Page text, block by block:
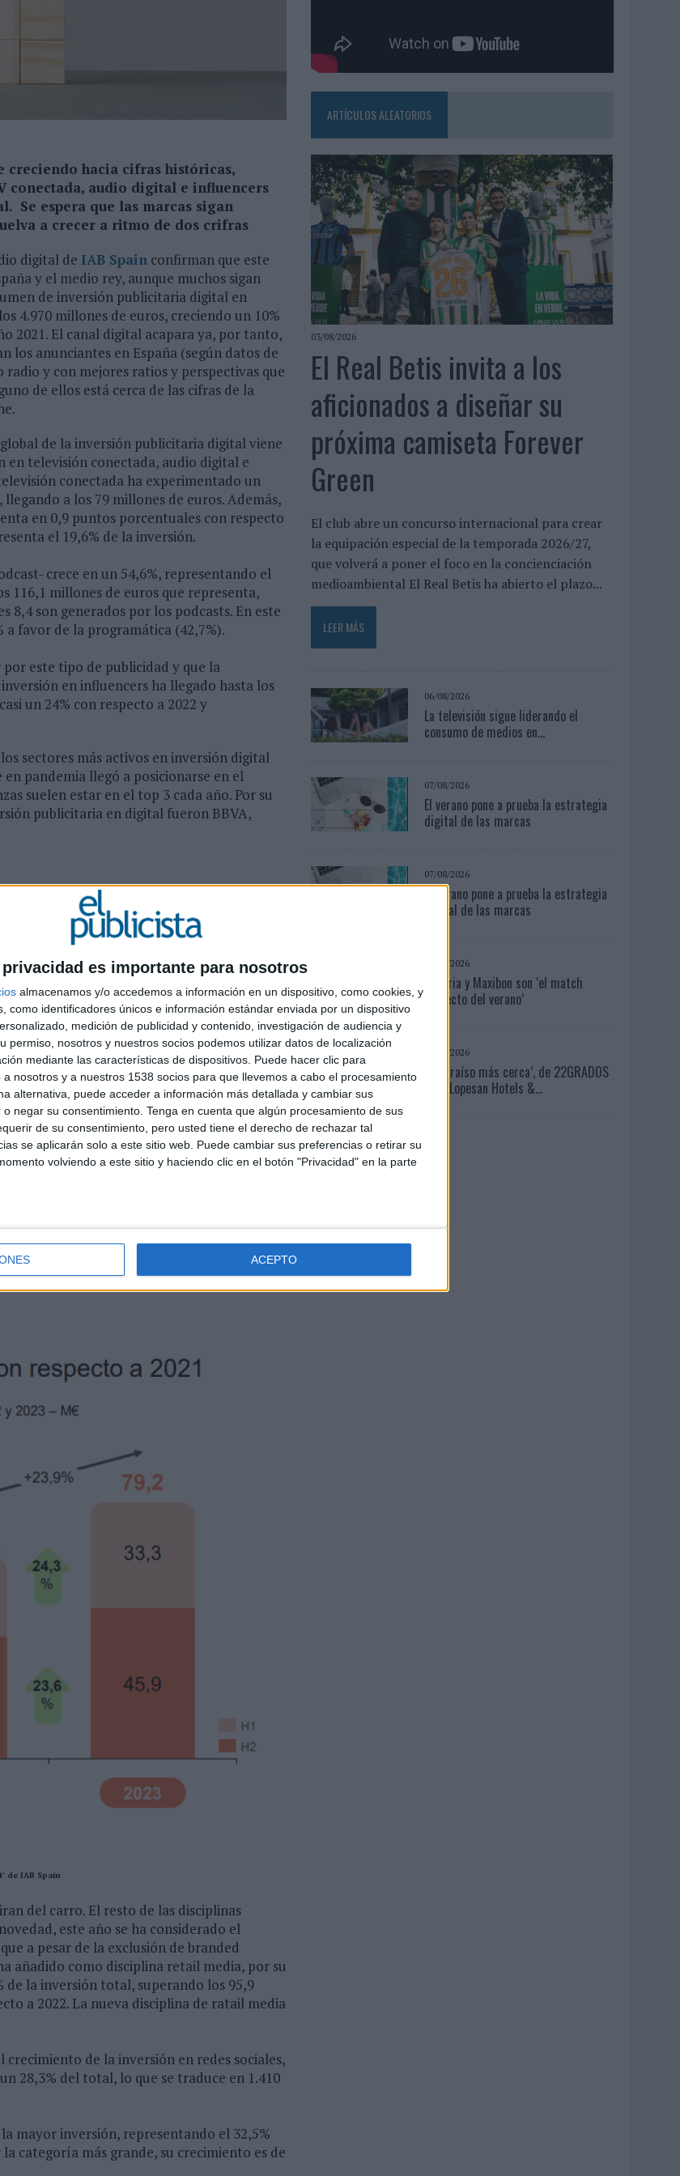
privacidad es importante para nosotros
almacenamos y/o accedemos a información en un dispositivo, como cookies, y
como identificadores únicos e información estándar enviada por un dispositivo
medición de publicidad y contenido, investigación de audiencia y
permiso, nosotros y nuestros socios podemos utilizar datos de localización
mediante las características de dispositivos. Puede hacer clic para
nosotros y a nuestros 1538 socios para que llevemos a cabo el procesamiento
alternativa, puede acceder a información más detallada y cambiar sus
negar su consentimiento. Tenga en cuenta que algún procesamiento de sus
de su consentimiento, pero usted tiene el derecho de rechazar tal
se aplicarán solo a este sitio web. Puede cambiar sus preferencias o retirar su
volviendo a este sitio y haciendo clic en el botón "Privacidad" en la parte
ACEPTO
SAMSUNG ELECTRONICS IBERIA
creciendo hacia cifras históricas,
conectada, audio digital e influencers
Se espera que las marcas sigan
a crecer a ritmo de dos crifras
digital de IAB Spain confirman que este
y el medio rey, aunque muchos sigan
de inversión publicitaria digital en
4.970 millones de euros, creciendo un 10%
2021. El canal digital acapara ya, por tanto,
los anunciantes en España (según datos de
y con mejores ratios y perspectivas que
de ellos está cerca de las cifras de la
de la inversión publicitaria digital viene
televisión conectada, audio digital e
conectada ha experimentado un
a los 79 millones de euros. Además,
en 0,9 puntos porcentuales con respecto
el 19,6% de la inversión.
crece en un 54,6%, representando el
116,1 millones de euros que representa,
8,4 son generados por los podcasts. En este
a favor de la programática (42,7%).
este tipo de publicidad y que la
en influencers ha llegado hasta los
un 24% con respecto a 2022 y
sectores más activos en inversión digital
pandemia llegó a posicionarse en el
suelen estar en el top 3 cada año. Por su
publicitaria en digital fueron BBVA,
de IAB Spain
del carro. El resto de las disciplinas
este año se ha considerado el
a pesar de la exclusión de branded
añadido como disciplina retail media, por su
la inversión total, superando los 95,9
a 2022. La nueva disciplina de ratail media
de la inversión en redes sociales,
28,3% del total, lo que se traduce en 1.410
mayor inversión, representando el 32,5%
categoría más grande, su crecimiento es de
ARTÍCULOS ALEATORIOS
03/08/2026
El Real Betis invita a los
aficionados a diseñar su
próxima camiseta Forever
Green
El club abre un concurso internacional para crear
la equipación especial de la temporada 2026/27,
que volverá a poner el foco en la concienciación
medioambiental El Real Betis ha abierto el plazo...
LEER MÁS
06/08/2026
La televisión sigue liderando el
consumo de medios en...
07/08/2026
El verano pone a prueba la estrategia
digital de las marcas
07/08/2026
El verano pone a prueba la estrategia
digital de las marcas
04/08/2026
Babaria y Maxibon son ‘el match
perfecto del verano’
04/08/2026
‘El Paraíso más cerca’, de 22GRADOS
para Lopesan Hotels &...